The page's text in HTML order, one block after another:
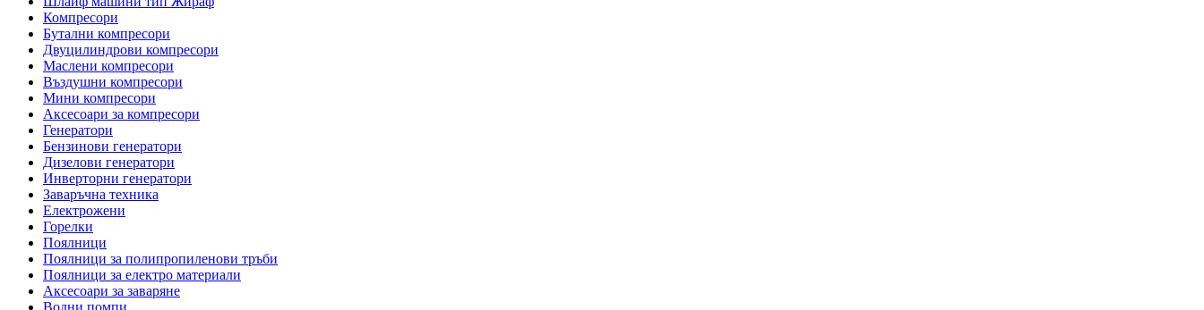
Компресори
Бутални компресори
Двуцилиндрови компресори
Маслени компресори
Въздушни компресори
Мини компресори
Аксесоари за компресори
Генератори
Бензинови генератори
Дизелови генератори
Инверторни генератори
Заваръчна техника
Електрожени
Горелки
Поялници
Поялници за полипропиленови тръби
Поялници за електро материали
Аксесоари за заваряне